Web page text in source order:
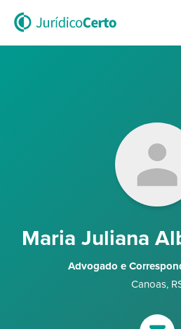
Maria Juliana
Advogado e
Canoas,